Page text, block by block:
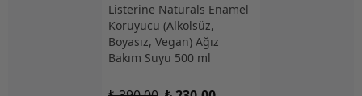
Listerine Naturals Enamel
Koruyucu (Alkolsüz,
Boyasız, Vegan) Ağız
Bakım Suyu 500 ml